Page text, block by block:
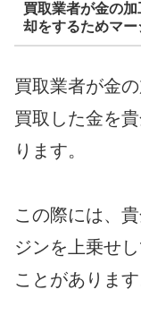
買取業者が金の
却をするためマ
買取業者が金
買取した金を
ります。
この際には、
ジンを上乗せ
ことがあります